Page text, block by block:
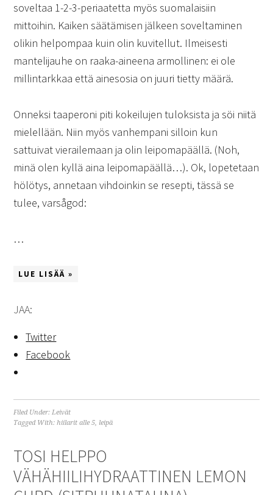
soveltaa 1-2-3-periaatetta myös suomalaisiin
mittoihin. Kaiken säätämisen jälkeen soveltaminen
olikin helpompaa kuin olin kuvitellut. Ilmeisesti
mantelijauhe on raaka-aineena armollinen: ei ole
millintarkkaa että ainesosia on juuri tietty määrä.
Onneksi taaperoni piti kokeilujen tuloksista ja söi niitä
mielellään. Niin myös vanhempani silloin kun
sattuivat vierailemaan ja olin leipomapäällä. (Noh,
minä olen kyllä aina leipomapäällä…). Ok, lopetetaan
hölötys, annetaan vihdoinkin se resepti, tässä se
tulee, varsågod:
…
LUE LISÄÄ »
JAA:
Twitter
Facebook
Filed Under:Leivät
Tagged With:hiilarit alle 5, leipä
TOSI HELPPO
VÄHÄHIILIHYDRAATTINEN LEMON